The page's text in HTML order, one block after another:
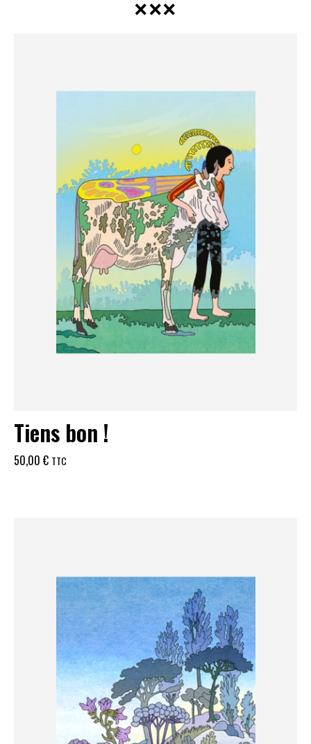
Tiens bon !
50,00 € TTC